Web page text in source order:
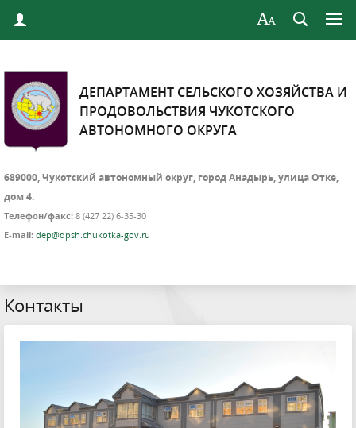
ДЕПАРТАМЕНТ СЕЛЬСКОГО ХОЗЯЙСТВА И
ПРОДОВОЛЬСТВИЯ ЧУКОТСКОГО
АВТОНОМНОГО ОКРУГА
689000, Чукотский автономный округ, город Анадырь, улица Отке,
дом 4.
Телефон/факс: 8 (427 22) 6-35-30
E-mail: dep@dpsh.chukotka-gov.ru
Контакты